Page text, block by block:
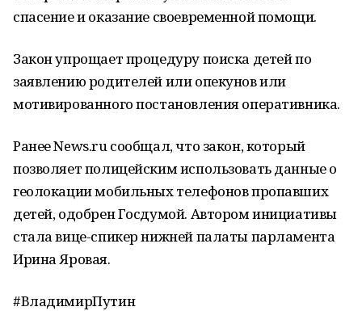
спасение и оказание своевременной помощи.
Закон упрощает процедуру поиска детей по
заявлению родителей или опекунов или
мотивированного постановления оперативника.
Ранее News.ru сообщал, что закон, который
позволяет полицейским использовать данные о
геолокации мобильных телефонов пропавших
детей, одобрен Госдумой. Автором инициативы
стала вице-спикер нижней палаты парламента
Ирина Яровая.
#ВладимирПутин